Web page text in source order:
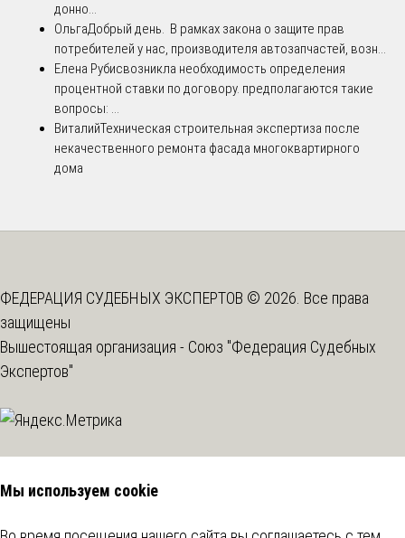
донно...
ОльгаДобрый день. В рамках закона о защите прав
потребителей у нас, производителя автозапчастей, возн...
Елена Рубисвозникла необходимость определения
процентной ставки по договору. предполагаются такие
вопросы: ...
ВиталийТехническая строительная экспертиза после
некачественного ремонта фасада многоквартирного
дома
ФЕДЕРАЦИЯ СУДЕБНЫХ ЭКСПЕРТОВ © 2026. Все права
защищены
Вышестоящая организация - Союз "Федерация Судебных
Экспертов"
Мы используем cookie